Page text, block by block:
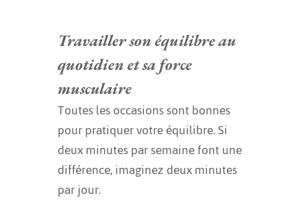
Travailler son équilibre au
quotidien et sa force
musculaire
Toutes les occasions sont bonnes
pour pratiquer votre équilibre. Si
deux minutes par semaine font une
différence, imaginez deux minutes
par jour.